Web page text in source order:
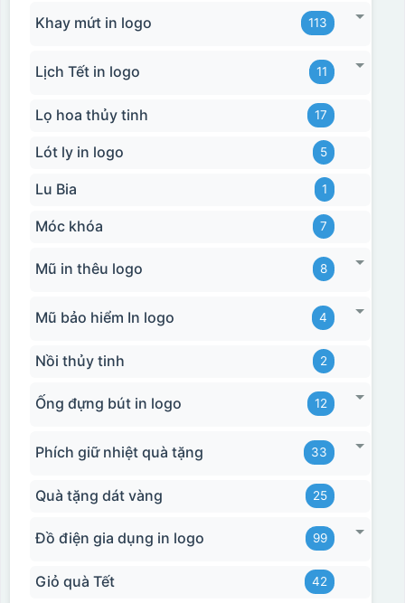
Khay mứt in logo 113
Lịch Tết in logo 11
Lọ hoa thủy tinh 17
Lót ly in logo 5
Lu Bia 1
Móc khóa 7
Mũ in thêu logo 8
Mũ bảo hiểm In logo 4
Nồi thủy tinh 2
Ống đựng bút in logo 12
Phích giữ nhiệt quà tặng 33
Quà tặng dát vàng 25
Đồ điện gia dụng in logo 99
Giỏ quà Tết 42